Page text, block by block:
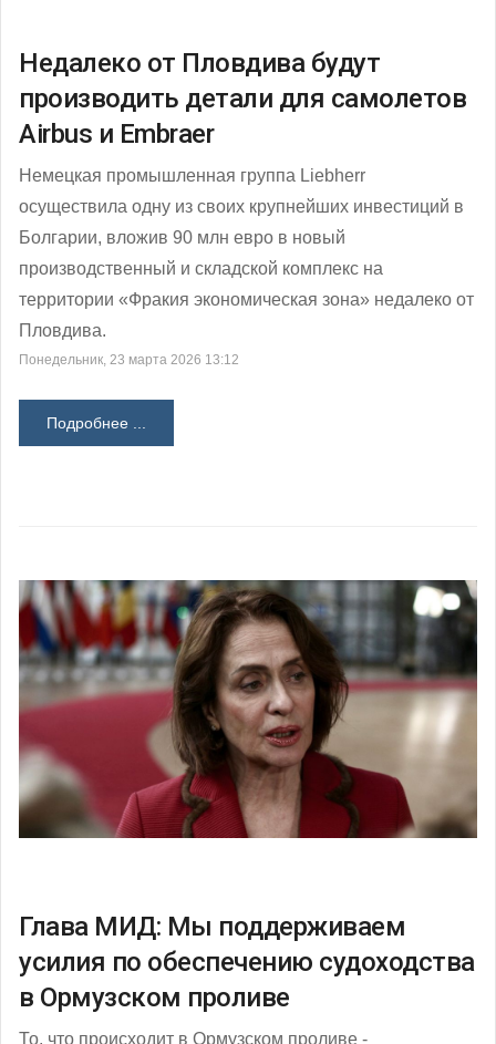
Недалеко от Пловдива будут
производить детали для самолетов
Airbus и Embraer
Немецкая промышленная группа Liebherr
осуществила одну из своих крупнейших инвестиций в
Болгарии, вложив 90 млн евро в новый
производственный и складской комплекс на
территории «Фракия экономическая зона» недалеко от
Пловдива.
Понедельник, 23 марта 2026 13:12
Подробнее ...
Глава МИД: Мы поддерживаем
усилия по обеспечению судоходства
в Ормузском проливе
То, что происходит в Ормузском проливе -